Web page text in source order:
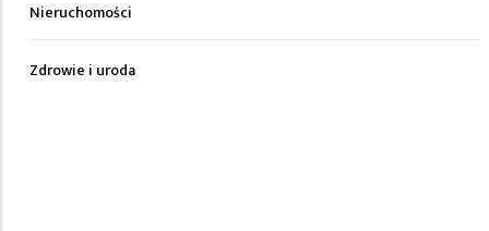
Nieruchomości
Zdrowie i uroda